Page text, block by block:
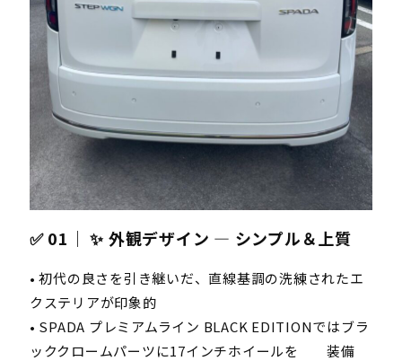
✅ 01｜ ✨ 外観デザイン — シンプル＆上質
• 初代の良さを引き継いだ、直線基調の洗練されたエ
クステリアが印象的
• SPADA プレミアムライン BLACK EDITIONではブラ
ッククロームパーツに17インチホイールを 装備